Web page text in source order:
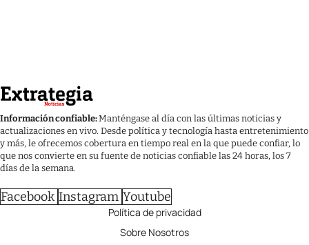
Información confiable:Manténgase al día con las últimas noticias y
actualizaciones en vivo. Desde política y tecnología hasta entretenimiento
y más, le ofrecemos cobertura en tiempo real en la que puede confiar, lo
que nos convierte en su fuente de noticias confiable las 24 horas, los 7
días de la semana.
Facebook Instagram Youtube
Política de privacidad
Sobre Nosotros